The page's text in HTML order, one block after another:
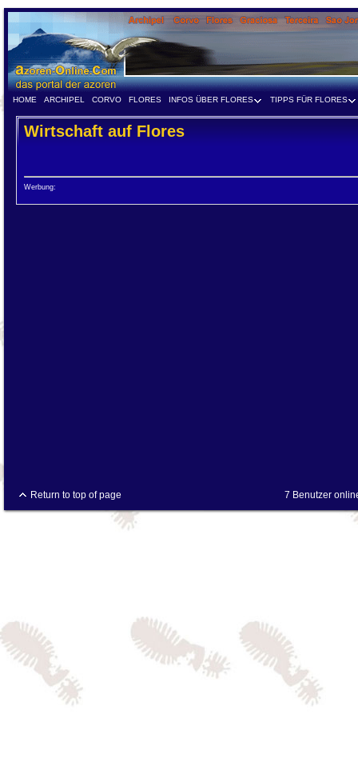
HOME ARCHIPEL CORVO FLORES INFOS ÜBER FLORES TIPPS FÜR FLORES
Wirtschaft auf Flores
Werbung:
Return to top of page 7 Benutzer